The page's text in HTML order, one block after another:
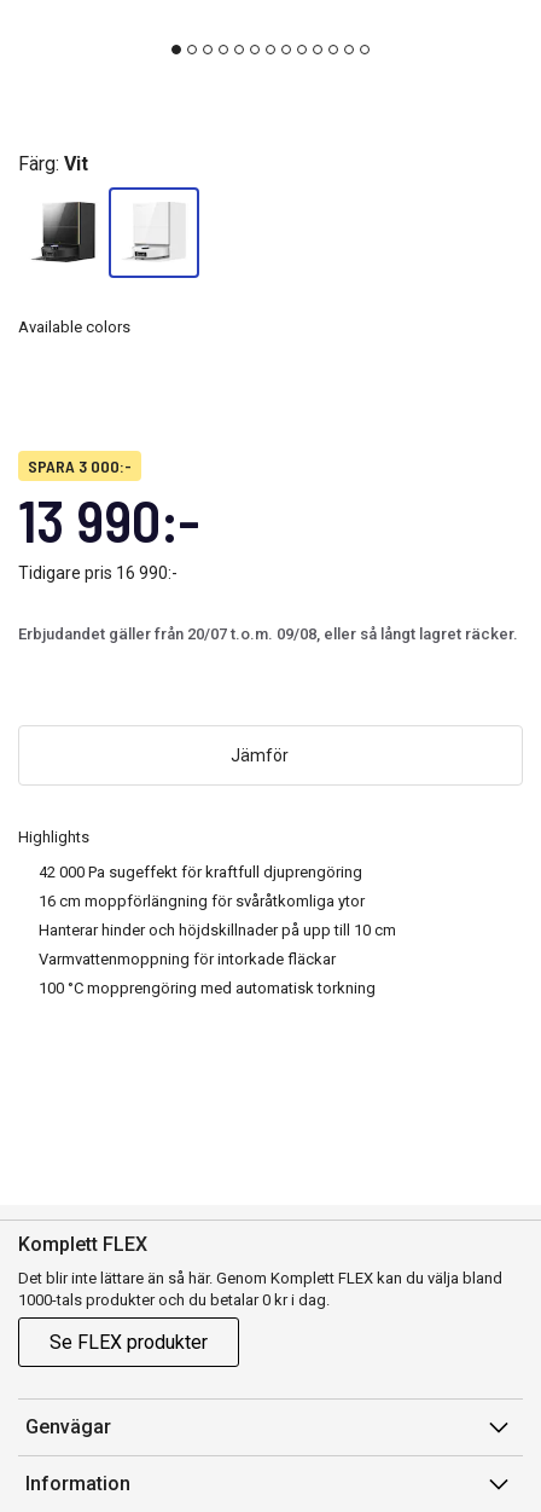
Highlights
42 000 Pa sugeffekt för kraftfull djuprengöring
16 cm moppförlängning för svåråtkomliga ytor
Hanterar hinder och höjdskillnader på upp till 10 cm
Varmvattenmoppning för intorkade fläckar
100 °C mopprengöring med automatisk torkning
SPARA 3 000:-
13 990:-
Tidigare pris 16 990:-
Färg: Vit
Available colors
Erbjudandet gäller från 20/07 t.o.m. 09/08, eller så långt lagret räcker.
Jämför
Komplett FLEX
Det blir inte lättare än så här. Genom Komplett FLEX kan du välja bland
1000-tals produkter och du betalar 0 kr i dag.
Se FLEX produkter
Genvägar
Konto
Information